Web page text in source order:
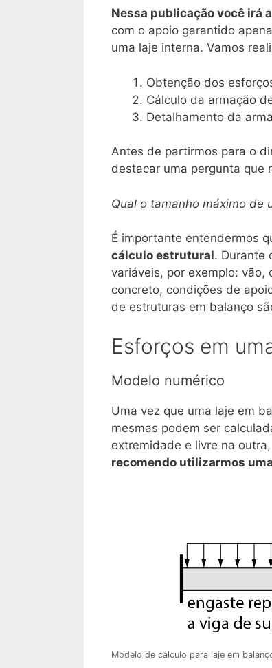
Nessa publicação você irá
com o apoio garantido
uma laje interna. Vamos
Obtenção dos
Cálculo da armação
Detalhamento da
Antes de partirmos para o
destacar uma pergunta que
Qual o tamanho máximo de
É importante entendermos
cálculo estrutural. Durante
variáveis, por exemplo:
concreto, condições de
de estruturas em balanço
Esforços em
Modelo numérico
Uma vez que uma laje em
mesmas podem ser
extremidade e livre na
recomendo utilizarmos
Modelo de cálculo para laje em